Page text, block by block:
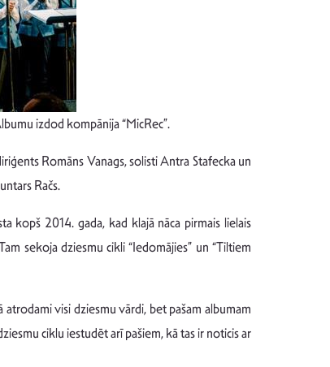
izdod kompānija “MicRec”.
Romāns Vanags, solisti Antra Stafecka un
Račs.
kopš 2014. gada, kad klajā nāca pirmais lielais
sekoja dziesmu cikli “Iedomājies” un “Tiltiem
visi dziesmu vārdi, bet pašam albumam
ciklu iestudēt arī pašiem, kā tas ir noticis ar